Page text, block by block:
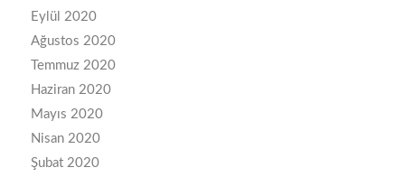
Eylül 2020
Ağustos 2020
Temmuz 2020
Haziran 2020
Mayıs 2020
Nisan 2020
Şubat 2020